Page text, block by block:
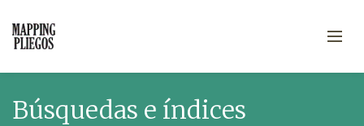
Búsquedas e índices